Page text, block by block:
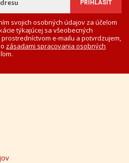
svojich osobných údajov za účelom
týkajúcej sa všeobecných
e-mailu a potvrdzujem,
zásadami spracovania osobných